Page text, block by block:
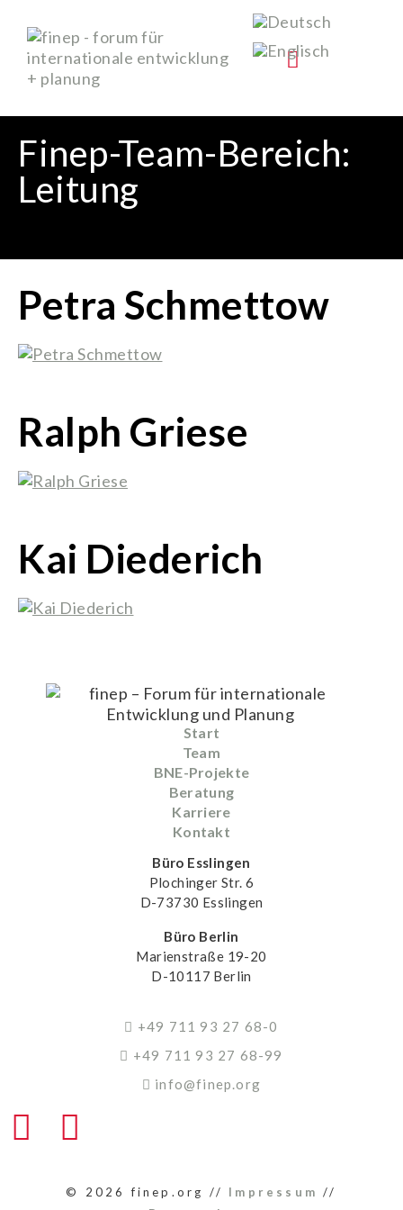
Finep-Team-Bereich:
Leitung
Petra Schmettow
Ralph Griese
Kai Diederich
Start
Team
BNE-Projekte
Beratung
Karriere
Kontakt
Büro Esslingen
Plochinger Str. 6
D-73730 Esslingen
Büro Berlin
Marienstraße 19-20
D-10117 Berlin
+49 711 93 27 68-0
+49 711 93 27 68-99
info@finep.org
© 2026 finep.org // Impressum //